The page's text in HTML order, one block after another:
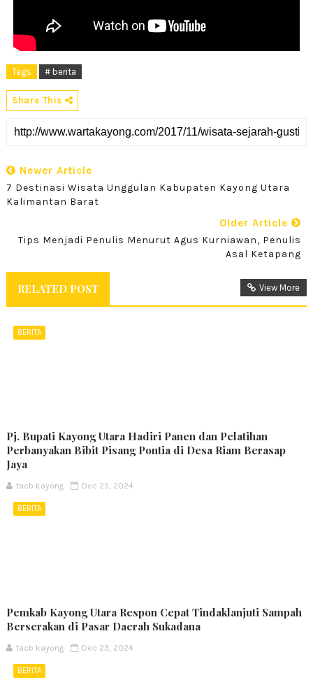
Tags # berita
Share This
Newer Article
7 Destinasi Wisata Unggulan Kabupaten Kayong Utara
Kalimantan Barat
Older Article
Tips Menjadi Penulis Menurut Agus Kurniawan, Penulis
Asal Ketapang
RELATED POST View More
BERITA
Pj. Bupati Kayong Utara Hadiri Panen dan Pelatihan
Perbanyakan Bibit Pisang Pontia di Desa Riam Berasap
Jaya
tacb kayong Dec 25, 2024
BERITA
Pemkab Kayong Utara Respon Cepat Tindaklanjuti Sampah
Berserakan di Pasar Daerah Sukadana
tacb kayong Dec 23, 2024
BERITA